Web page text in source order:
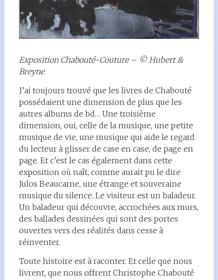
Exposition Chabouté-Couture – © Hubert &
Breyne
J’ai toujours trouvé que les livres de Chabouté
possédaient une dimension de plus que les
autres albums de bd… Une troisième
dimension, oui, celle de la musique, une petite
musique de vie, une musique qui aide le regard
du lecteur à glisser de case en case, de page en
page. Et c’est le cas également dans cette
exposition où naît, comme aurait pu le dire
Julos Beaucarne, une étrange et souveraine
musique du silence. Le visiteur est un baladeur.
Un baladeur qui découvre, accrochées aux murs,
des ballades dessinées qui sont des portes
ouvertes vers des réalités dans cesse à
réinventer.
Toute histoire est à raconter. Et celle que nous
livrent, que nous offrent Christophe Chabouté